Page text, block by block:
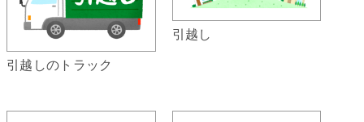
引越しのトラック
引越し